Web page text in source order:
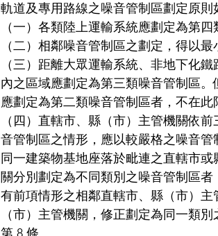
軌道及專用路線之噪音管制區劃定原則
（一）各類陸上運輸系統應劃定為第四
（二）相鄰噪音管制區之劃定，得以
（三）距離大眾運輸系統、非地下化
內之區域應劃定為第三類噪音管制區
應劃定為第二類噪音管制區者，不在此
（四）直轄市、縣（市）主管機關依
音管制區之情形，應以較嚴格之噪音管
同一建築物基地座落於毗連之直轄市
關分別劃定為不同類別之噪音管制區者
有前項情形之相鄰直轄市、縣（市）
（市）主管機關，修正劃定為同一類別